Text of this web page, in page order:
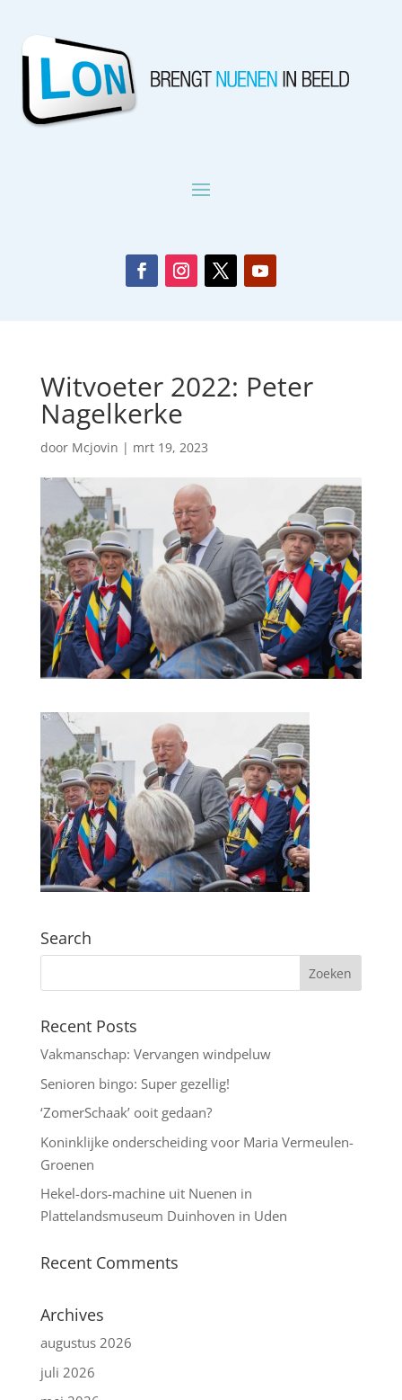
Witvoeter 2022: Peter
Nagelkerke
door Mcjovin | mrt 19, 2023
Search
Recent Posts
Vakmanschap: Vervangen windpeluw
Senioren bingo: Super gezellig!
‘ZomerSchaak’ ooit gedaan?
Koninklijke onderscheiding voor Maria Vermeulen-
Groenen
Hekel-dors-machine uit Nuenen in
Plattelandsmuseum Duinhoven in Uden
Recent Comments
Archives
augustus 2026
juli 2026